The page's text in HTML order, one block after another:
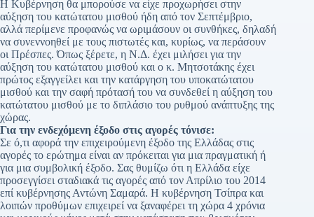
Η Κυβέρνηση θα μπορούσε να είχε προχωρήσει στην
αύξηση του κατώτατου μισθού ήδη από τον Σεπτέμβριο,
αλλά περίμενε προφανώς να ωριμάσουν οι συνθήκες, δηλαδή
να συνεννοηθεί με τους πιστωτές και, κυρίως, να περάσουν
οι Πρέσπες. Όπως ξέρετε, η Ν.Δ. έχει μιλήσει για την
αύξηση του κατώτατου μισθού και ο κ. Μητσοτάκης έχει
πρώτος εξαγγείλει και την κατάργηση του υποκατώτατου
μισθού και την σαφή πρότασή του να συνδεθεί η αύξηση του
κατώτατου μισθού με το διπλάσιο του ρυθμού ανάπτυξης της
χώρας.
Για την ενδεχόμενη έξοδο στις αγορές τόνισε:
Σε ό,τι αφορά την επιχειρούμενη έξοδο της Ελλάδας στις
αγορές το ερώτημα είναι αν πρόκειται για μια πραγματική ή
για μια συμβολική έξοδο. Σας θυμίζω ότι η Ελλάδα είχε
προσεγγίσει σταδιακά τις αγορές από τον Απρίλιο του 2014
επί κυβέρνησης Αντώνη Σαμαρά. Η κυβέρνηση Τσίπρα και
λοιπών προθύμων επιχειρεί να ξαναφέρει τη χώρα 4 χρόνια